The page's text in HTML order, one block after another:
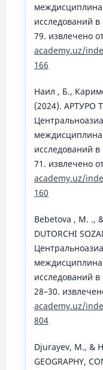
исследований
79. извлечено
academy.uz/
166
Наил , Б.,
(2024). АРТУРО
исследований
71. извлечено
academy.uz/
160
Bebetova , M. .,
DUTORCHI
исследований
28–30.
academy.uz/
804
Djurayev, M., &
GEOGRAPHY,